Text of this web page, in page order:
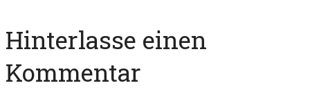
Hinterlasse einen
Kommentar